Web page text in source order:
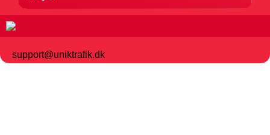
support@uniktrafik.dk